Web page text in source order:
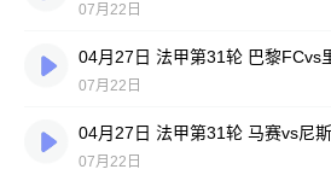
07月22日
04月27日 法甲第31轮 巴黎FCvs
07月22日
04月27日 法甲第31轮 马赛vs尼
07月22日